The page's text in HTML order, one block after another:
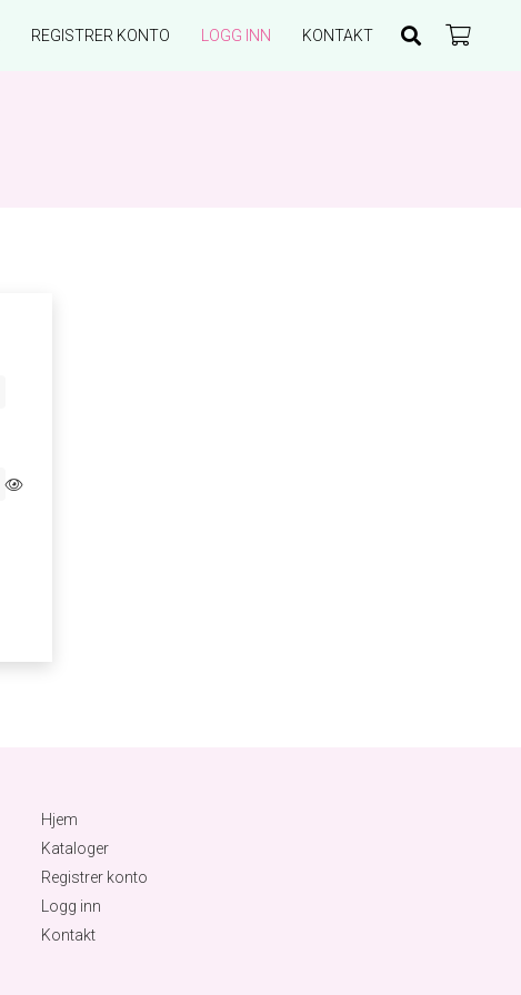
REGISTRER KONTO LOGG INN KONTAKT
Hjem
Kataloger
Registrer konto
Logg inn
Kontakt